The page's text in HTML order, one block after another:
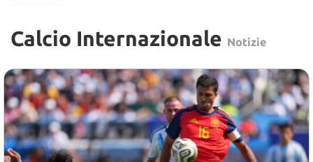
Calcio Internazionale Notizie